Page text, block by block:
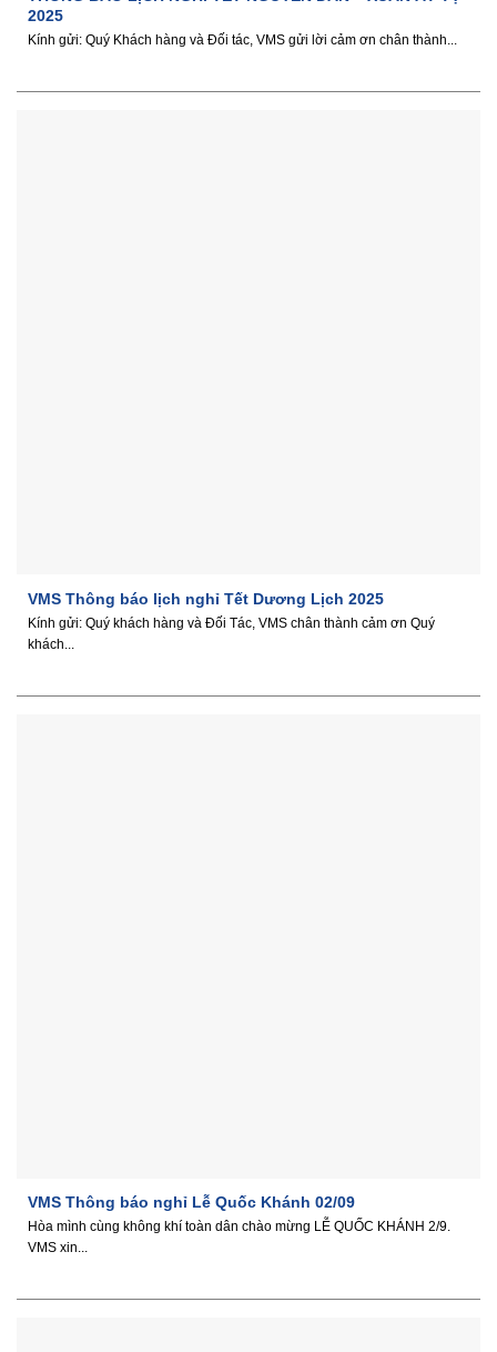
2025
Kính gửi: Quý Khách hàng và Đối tác, VMS gửi lời cảm ơn chân thành...
VMS Thông báo lịch nghỉ Tết Dương Lịch 2025
Kính gửi: Quý khách hàng và Đối Tác, VMS chân thành cảm ơn Quý
khách...
VMS Thông báo nghỉ Lễ Quốc Khánh 02/09
Hòa mình cùng không khí toàn dân chào mừng LỄ QUỐC KHÁNH 2/9.
VMS xin...